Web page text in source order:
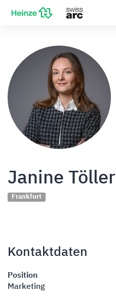
Janine Töller
Frankfurt
Kontaktdaten
Position
Marketing